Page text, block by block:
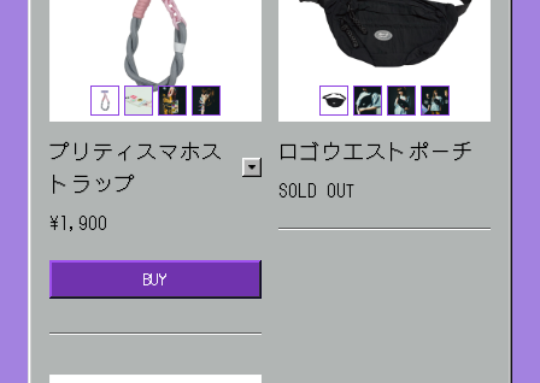
プリティスマホス
トラップ
¥1,900
BUY
販売場所：ライブ・EC
ロゴウエストポーチ
SOLD OUT